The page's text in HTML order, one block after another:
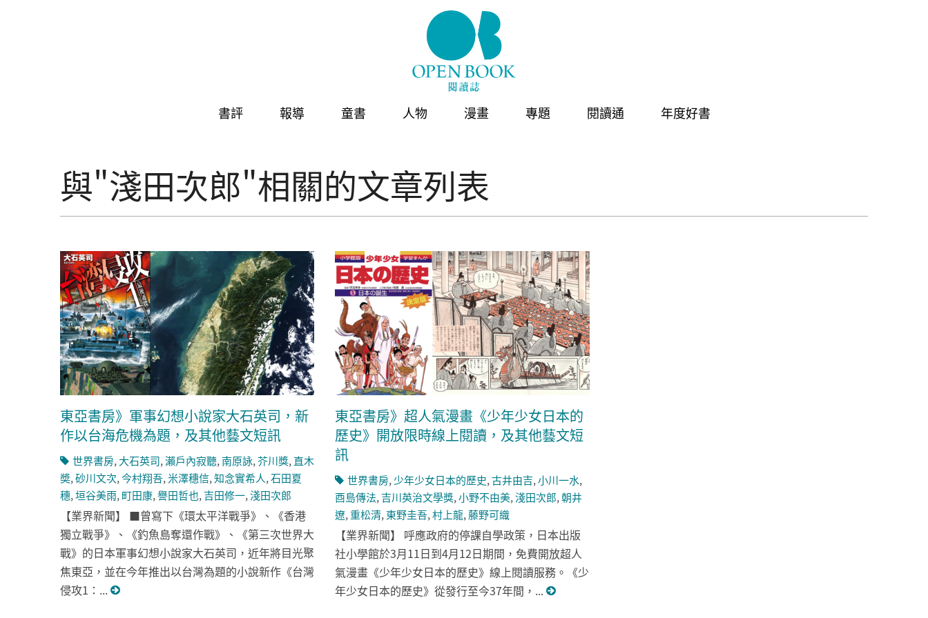
書評 報導 童書 人物 漫畫 專題 閱讀通 年度好書
與"淺田次郎"相關的文章列表
東亞書房》軍事幻想小說家大石英司，新
作以台海危機為題，及其他藝文短訊
世界書房, 大石英司,瀨戶內寂聽,南原詠,芥川獎, 直木
奬,砂川文次,今村翔吾,米澤穗信,知念實希人,石田夏
穗,垣谷美雨, 町田康,譽田哲也, 吉田修一,淺田次郎
【業界新聞】 ■曾寫下《環太平洋戰爭》、《香港
獨立戰爭》、《釣魚島奪還作戰》、《第三次世界大
戰》的日本軍事幻想小說家大石英司，近年將目光聚
焦東亞，並在今年推出以台灣為題的小說新作《台灣
侵攻1：...
東亞書房》超人氣漫畫《少年少女日本的
歷史》開放限時線上閱讀，及其他藝文短
訊
世界書房, 少年少女日本的歷史,古井由吉,小川一水,
酉島傳法, 吉川英治文學獎,小野不由美,淺田次郎,朝井
遼,重松清, 東野圭吾,村上龍,藤野可織
【業界新聞】 呼應政府的停課自學政策，日本出版
社小學館於3月11日到4月12日期間，免費開放超人
氣漫畫《少年少女日本的歷史》線上閱讀服務。《少
年少女日本的歷史》從發行至今37年間，...